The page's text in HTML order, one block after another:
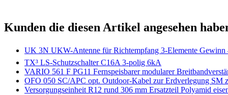
Kunden die diesen Artikel angesehen
UK 3N UKW-Antenne für Richtempfang 3-Elemente Gewinn
TX³ LS-Schutzschalter C16A 3-polig 6kA
VARIO 561 F PG11 Fernspeisbarer modularer
OFO 050 SC/APC opt. Outdoor-Kabel zur Erdverlegung SM
Versorgungseinheit R12 rund 306 mm Ersatzteil Polyamid